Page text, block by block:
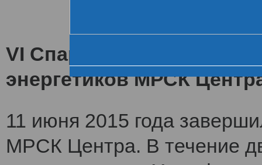
VI Спартакиада
энергетиков МРСК
11 июня 2015 года
МРСК Центра. В течение